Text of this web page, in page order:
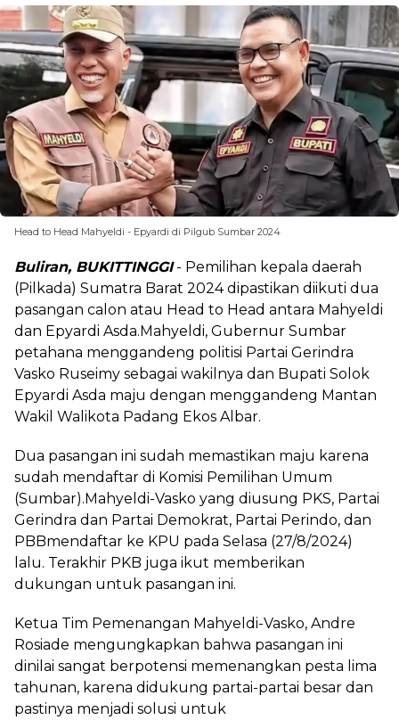
Head to Head Mahyeldi - Epyardi di Pilgub Sumbar 2024
Buliran, BUKITTINGGI- Pemilihan kepala daerah
(Pilkada) Sumatra Barat 2024 dipastikan diikuti dua
pasangan calon atau Head to Head antara Mahyeldi
dan Epyardi Asda.Mahyeldi, Gubernur Sumbar
petahana menggandeng politisi Partai Gerindra
Vasko Ruseimy sebagai wakilnya dan Bupati Solok
Epyardi Asda maju dengan menggandeng Mantan
Wakil Walikota Padang Ekos Albar.
Dua pasangan ini sudah memastikan maju karena
sudah mendaftar di Komisi Pemilihan Umum
(Sumbar).Mahyeldi-Vasko yang diusung PKS, Partai
Gerindra dan Partai Demokrat, Partai Perindo, dan
PBBmendaftar ke KPU pada Selasa (27/8/2024)
lalu. Terakhir PKB juga ikut memberikan
dukungan untuk pasangan ini.
Ketua Tim Pemenangan Mahyeldi-Vasko, Andre
Rosiade mengungkapkan bahwa pasangan ini
dinilai sangat berpotensi memenangkan pesta lima
tahunan, karena didukung partai-partai besar dan
pastinya menjadi solusi untuk